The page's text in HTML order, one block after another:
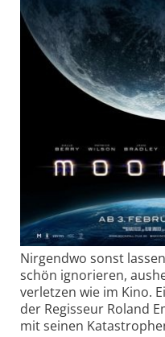
Nirgendwo sonst
schön ignorieren,
verletzen wie im Kino.
der Regisseur Roland
mit seinen